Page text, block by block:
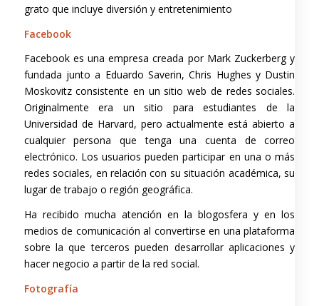
grato que incluye diversión y entretenimiento
Facebook
Facebook es una empresa creada por Mark Zuckerberg y
fundada junto a Eduardo Saverin, Chris Hughes y Dustin
Moskovitz consistente en un sitio web de redes sociales.
Originalmente era un sitio para estudiantes de la
Universidad de Harvard, pero actualmente está abierto a
cualquier persona que tenga una cuenta de correo
electrónico. Los usuarios pueden participar en una o más
redes sociales, en relación con su situación académica, su
lugar de trabajo o región geográfica.
Ha recibido mucha atención en la blogosfera y en los
medios de comunicación al convertirse en una plataforma
sobre la que terceros pueden desarrollar aplicaciones y
hacer negocio a partir de la red social.
Fotografía